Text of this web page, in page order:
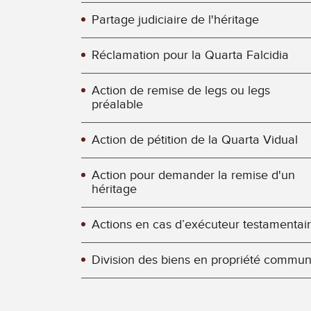
Partage judiciaire de l'héritage
Réclamation pour la Quarta Falcidia
Action de remise de legs ou legs
préalable
Action de pétition de la Quarta Vidual
Action pour demander la remise d'un
héritage
Actions en cas d’exécuteur
Division des biens en propriété